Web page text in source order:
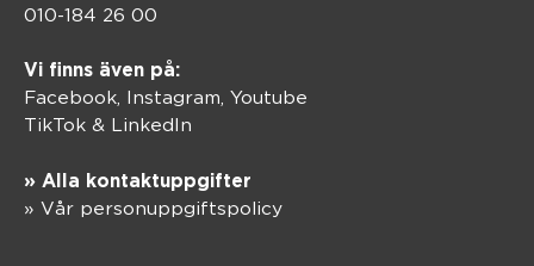
010-184 26 00
Vi finns även på:
Facebook, Instagram, Youtube
TikTok & LinkedIn
» Alla kontaktuppgifter
» Vår personuppgiftspolicy